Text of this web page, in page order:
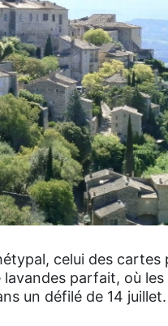
celui des
parfait, où
un défilé de 14 juillet.